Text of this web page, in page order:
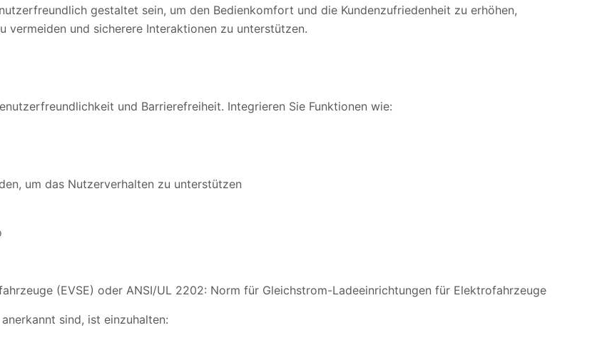
gestaltet sein, um den Bedienkomfort und die Kundenzufriedenheit zu erhöhen,
vermeiden und sicherere Interaktionen zu unterstützen.
und Barrierefreiheit. Integrieren Sie Funktionen wie:
um das Nutzerverhalten zu unterstützen
(EVSE) oder ANSI/UL 2202: Norm für Gleichstrom-Ladeeinrichtungen für Elektrofahrzeuge
sind, ist einzuhalten: